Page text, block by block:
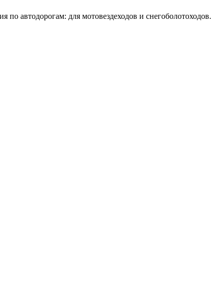
автодорогам: для мотовездеходов и снегоболотоходов.